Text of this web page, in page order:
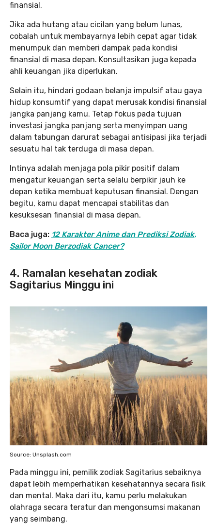
finansial.
Jika ada hutang atau cicilan yang belum lunas,
cobalah untuk membayarnya lebih cepat agar tidak
menumpuk dan memberi dampak pada kondisi
finansial di masa depan. Konsultasikan juga kepada
ahli keuangan jika diperlukan.
Selain itu, hindari godaan belanja impulsif atau gaya
hidup konsumtif yang dapat merusak kondisi finansial
jangka panjang kamu. Tetap fokus pada tujuan
investasi jangka panjang serta menyimpan uang
dalam tabungan darurat sebagai antisipasi jika terjadi
sesuatu hal tak terduga di masa depan.
Intinya adalah menjaga pola pikir positif dalam
mengatur keuangan serta selalu berpikir jauh ke
depan ketika membuat keputusan finansial. Dengan
begitu, kamu dapat mencapai stabilitas dan
kesuksesan finansial di masa depan.
Baca juga: 12 Karakter Anime dan Prediksi Zodiak,
Sailor Moon Berzodiak Cancer?
4. Ramalan kesehatan zodiak
Sagitarius Minggu ini
Source: Unsplash.com
Pada minggu ini, pemilik zodiak Sagitarius sebaiknya
dapat lebih memperhatikan kesehatannya secara fisik
dan mental. Maka dari itu, kamu perlu melakukan
olahraga secara teratur dan mengonsumsi makanan
yang seimbang.